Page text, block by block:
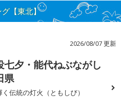
【東北】
2026/08/07 更新
七夕・能代ねぶながし
県
伝統の灯火（ともしび）